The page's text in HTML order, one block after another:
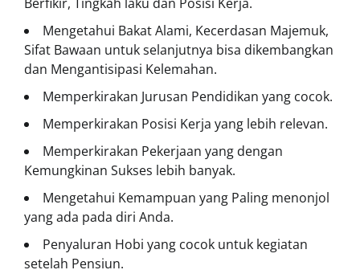
Mengetahui Bakat Alami, Kecerdasan Majemuk,
Sifat Bawaan untuk selanjutnya bisa dikembangkan
dan Mengantisipasi Kelemahan.
Memperkirakan Jurusan Pendidikan yang cocok.
Memperkirakan Posisi Kerja yang lebih relevan.
Memperkirakan Pekerjaan yang dengan
Kemungkinan Sukses lebih banyak.
Mengetahui Kemampuan yang Paling menonjol
yang ada pada diri Anda.
Penyaluran Hobi yang cocok untuk kegiatan
setelah Pensiun.